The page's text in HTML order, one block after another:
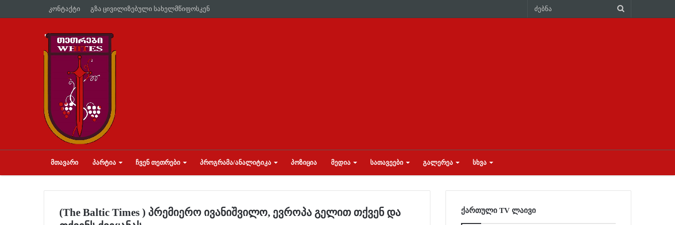
კონტაქტი გზა ცივილიზებული სახელმწიფოსკენ
ᲛᲗᲐᲕᲐᲠᲘ ᲞᲐᲠᲢᲘᲐ ᲩᲕᲔᲜ ᲗᲔᲗᲠᲔᲑᲘ ᲞᲠᲝᲒᲠᲐᲛᲐ/ᲐᲜᲐᲚᲘᲢᲘᲙᲐ ᲞᲝᲖᲘᲪᲘᲐ ᲛᲔᲓᲘᲐ ᲡᲐᲗᲐᲕᲔᲔᲑᲘ ᲒᲐᲚᲔᲠᲔᲐ ᲡᲮᲕᲐ
(The Baltic Times ) პრემიერო ივანიშვილო, ევროპა გელით თქვენ და
ქართული TV ლაივი